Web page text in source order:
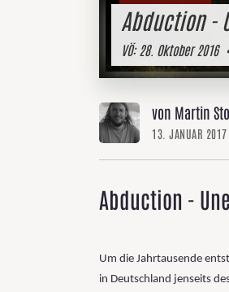
Abduction -
VÖ:28. Oktober 2016
von Martin
13. JANUAR 2017
Abduction -
Um die Jahrtausende
in Deutschland jenseits